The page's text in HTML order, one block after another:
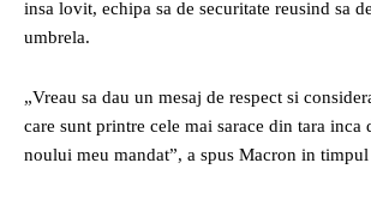
insa lovit, echipa sa de securitate reusind sa
umbrela.
„Vreau sa dau un mesaj de respect si
care sunt printre cele mai sarace din tara inca
noului meu mandat”, a spus Macron in